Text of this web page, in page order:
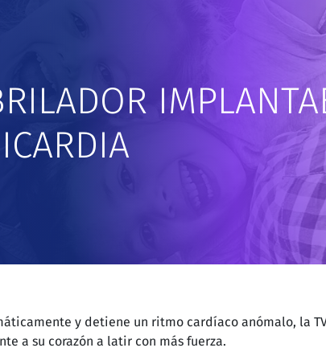
y detiene un ritmo cardíaco anómalo, la
a su corazón a latir con más fuerza.